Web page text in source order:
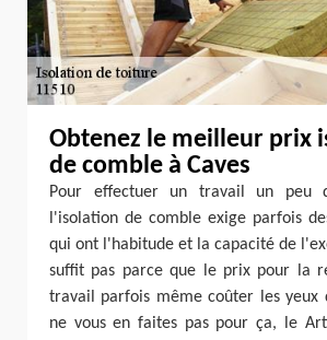
Obtenez le meilleur prix
de comble à Caves
Pour effectuer un travail un peu
l'isolation de comble exige parfois
qui ont l'habitude et la capacité de
suffit pas parce que le prix pour la
travail parfois même coûter les yeux
ne vous en faites pas pour ça, le